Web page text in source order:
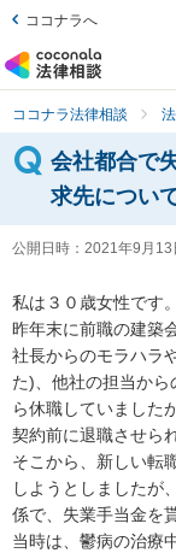
ココナラへ
ココナラ法律相談
会社都合で
求先について
公開日時： 2021年9月13
私は３０歳女性です。
昨年末に前職の建築
社長からのモラハラ
た)、他社の担当か
ら休職していました
契約前に退職させら
そこから、新しい転
しようとしましたが
係で、失業手当金を
当時は、鬱病の治療